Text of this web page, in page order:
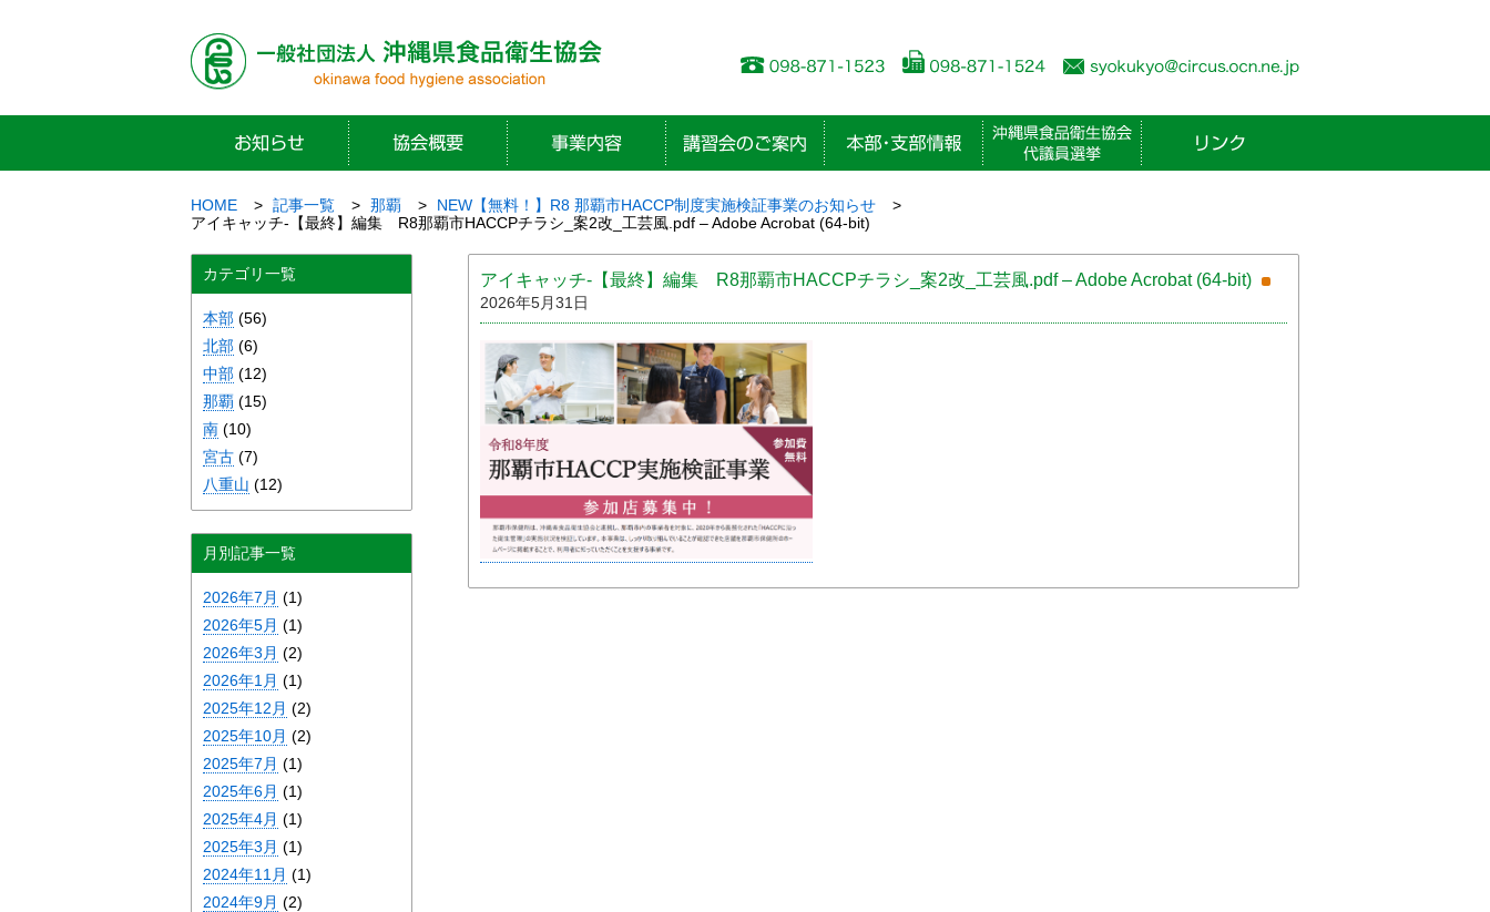
HOME 記事一覧 那覇
NEW【無料！】R8 那覇市HACCP制度実施検証事業のお知らせ
アイキャッチ-【最終】編集 R8那覇市HACCPチラシ_案2改_工芸風.pdf – Adobe Acrobat (64-bit)
カテゴリ一覧
本部 (56)
北部 (6)
中部 (12)
那覇 (15)
南 (10)
宮古 (7)
八重山 (12)
月別記事一覧
2026年7月 (1)
2026年5月 (1)
2026年3月 (2)
2026年1月 (1)
2025年12月 (2)
2025年10月 (2)
2025年7月 (1)
2025年6月 (1)
2025年4月 (1)
2025年3月 (1)
2024年11月 (1)
2024年9月 (2)
アイキャッチ-【最終】編集 R8那覇市HACCPチラシ_案2改_工芸風.pdf – Adobe Acrobat (64-bit)
2026年5月31日